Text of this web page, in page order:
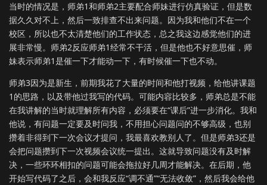
当时的情况是，师弟1和师弟2主要配合师妹进行仿真验证，但是数
据久久对不上，然后一致排查不出来问题。因为我和他们不在一个
校区，所以也不太清楚他们的工作状态，总之我这边感觉他们的进
展非常慢。师弟2反应师弟1经常不干活，但是他也不好意思催，师
妹表示师弟1是催一下才能动一下，有时候催一下也不动。
师弟3因为是新生，前期我花了大量的时间和他打视频，给他讲课题
1的思路，以及带他过我写的代码。可能内容比较多，师弟总是不能
在我讲解的当时就理解所有内容，必须要在“课后”进一步消化。我和
他说，有问题一定要及时问我，不用担心问题问的不够高级，也别
攒着非得到下一次会议才提问，我最喜欢教别人了。但是师弟3还是
会把问题攒到下一次视频会议统一提出。这就导致问题没有及时解
决，一些环环相扣的问题可能会拖拉好几周才能解决。在后期，他
开始写代码了之后，会和我反应“调不通”“无法收敛”，然后我会给他